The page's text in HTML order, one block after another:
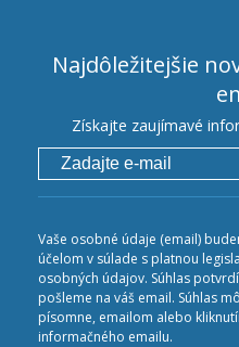
Najdôležitejšie
Získajte zaujímavé
Vaše osobné údaje (email)
účelom v súlade s platnou
osobných údajov. Súhlas
pošleme na váš email. Súhlas
písomne, emailom alebo
informačného emailu.